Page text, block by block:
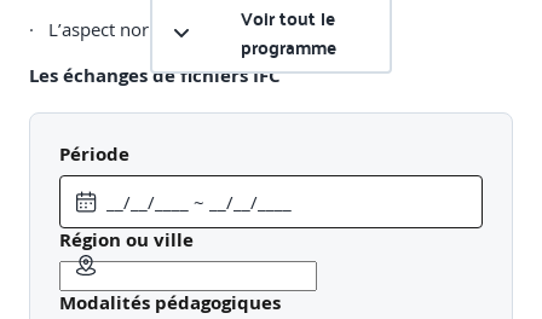
· L’aspect normatif (norme ISO 16739-1)
Les échanges de fichiers IFC
· Les certifications
· Les 2 majors (aujourd’hui)
· Les projets en CAO
Visualisation et communication autour des IFC
· Le format de communication
Voir tout le
programme
Période
Région ou ville
Modalités pédagogiques